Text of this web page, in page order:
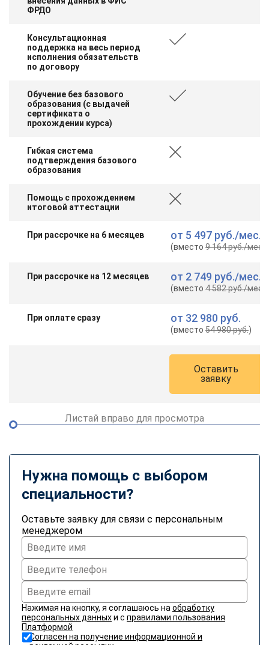
ФРДО
Консультационная
поддержка на весь период
исполнения обязательств
по договору
Обучение без базового
образования (с выдачей
сертификата о
прохождении курса)
Гибкая система
подтверждения базового
образования
Помощь с прохождением
итоговой аттестации
При рассрочке на 6 месяцев от 5 497 руб./мес.
(вместо9 164 руб./мес.
При рассрочке на 12 месяцев от 2 749 руб./мес.
(вместо4 582 руб./мес.
При оплате сразу от 32 980 руб.
(вместо54 980 руб.)
Оставить
заявку
Листай вправо для просмотра
Нужна помощь с выбором
специальности?
Оставьте заявку для связи с персональным
менеджером
Нажимая на кнопку, я соглашаюсь на обработку
персональных данныхи с правилами пользования
Платформой
Согласен на получение информационной и